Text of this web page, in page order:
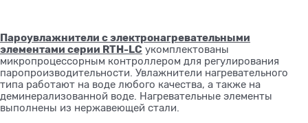
Пароувлажнители с электронагревательными
элементами серии RTH-LC укомплектованы
микропроцессорным контроллером для регулирования
паропроизводительности. Увлажнители нагревательного
типа работают на воде любого качества, а также на
деминерализованной воде. Нагревательные элементы
выполнены из нержавеющей стали.